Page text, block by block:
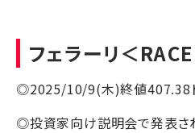
フェラーリ＜
◎2025/10/9(木)終値407.38
◎投資家向け説明会で発表さ